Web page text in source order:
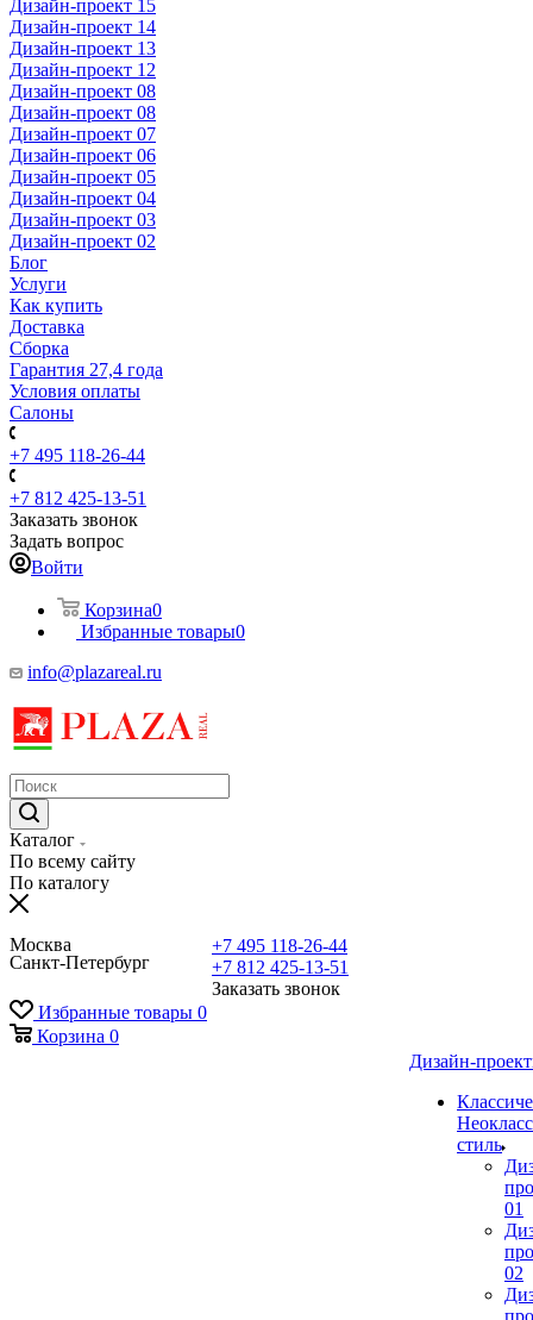
Дизайн-проект 15
Дизайн-проект 14
Дизайн-проект 13
Дизайн-проект 12
Дизайн-проект 08
Дизайн-проект 08
Дизайн-проект 07
Дизайн-проект 06
Дизайн-проект 05
Дизайн-проект 04
Дизайн-проект 03
Дизайн-проект 02
Блог
Услуги
Как купить
Доставка
Сборка
Гарантия 27,4 года
Условия оплаты
Салоны
+7 495 118-26-44
+7 812 425-13-51
Заказать звонок
Задать вопрос
Войти
Корзина0
Избранные товары0
info@plazareal.ru
Каталог
По всему сайту
По каталогу
Москва
Санкт-Петербург
+7 495 118-26-44
+7 812 425-13-51
Заказать звонок
Избранные товары 0
Корзина 0
Дизайн-
стиль
01
02